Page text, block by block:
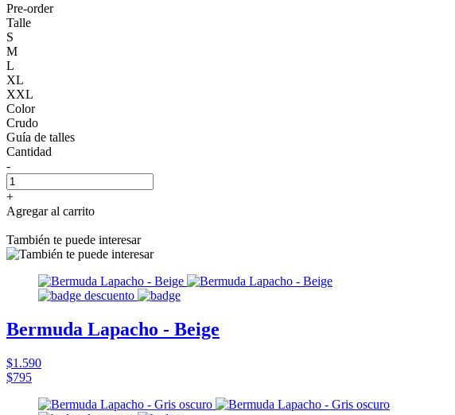
Pre-order
Talle
S
M
L
XL
XXL
Color
Crudo
Guía de talles
Cantidad
-
+
Agregar al carrito
También te puede interesar
Bermuda Lapacho - Beige
$1.590
$795